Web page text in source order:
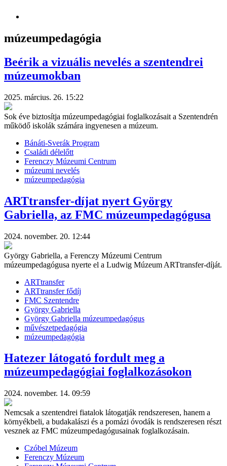
múzeumpedagógia
Beérik a vizuális nevelés a szentendrei
múzeumokban
2025. március. 26. 15:22
Sok éve biztosítja múzeumpedagógiai foglalkozásait a Szentendrén
működő iskolák számára ingyenesen a múzeum.
Bánáti-Sverák Program
Családi délelőtt
Ferenczy Múzeumi Centrum
múzeumi nevelés
múzeumpedagógia
ARTtransfer-díjat nyert György
Gabriella, az FMC múzeumpedagógusa
2024. november. 20. 12:44
György Gabriella, a Ferenczy Múzeumi Centrum
múzeumpedagógusa nyerte el a Ludwig Múzeum ARTtransfer-díját.
ARTtransfer
ARTtransfer fődíj
FMC Szentendre
György Gabriella
György Gabriella múzeumpedagógus
művészetpedagógia
múzeumpedagógia
Hatezer látogató fordult meg a
múzeumpedagógiai foglalkozásokon
2024. november. 14. 09:59
Nemcsak a szentendrei fiatalok látogatják rendszeresen, hanem a
környékbeli, a budakalászi és a pomázi óvodák is rendszeresen részt
vesznek az FMC múzeumpedagógusainak foglalkozásain.
Czóbel Múzeum
Ferenczy Múzeum